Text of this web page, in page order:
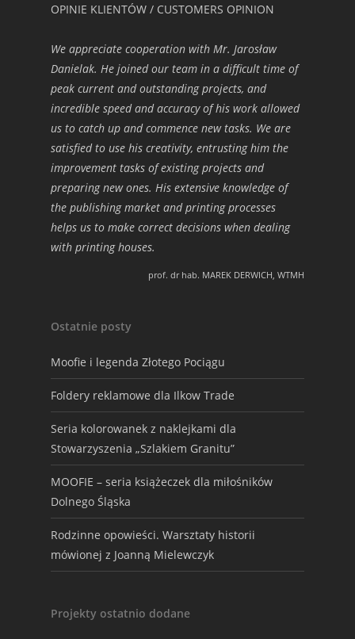
OPINIE KLIENTÓW / CUSTOMERS OPINION
We appreciate cooperation with Mr. Jarosław
Danielak. He joined our team in a difficult time of
peak current and outstanding projects, and
incredible speed and accuracy of his work allowed
us to catch up and commence new tasks. We are
satisfied to use his creativity, entrusting him the
improvement tasks of existing projects and
preparing new ones. His extensive knowledge of
the publishing market and printing processes
helps us to make correct decisions when dealing
with printing houses.
prof. dr hab. MAREK DERWICH, WTMH
Ostatnie posty
Moofie i legenda Złotego Pociągu
Foldery reklamowe dla Ilkow Trade
Seria kolorowanek z naklejkami dla
Stowarzyszenia „Szlakiem Granitu”
MOOFIE – seria książeczek dla miłośników
Dolnego Śląska
Rodzinne opowieści. Warsztaty historii
mówionej z Joanną Mielewczyk
Projekty ostatnio dodane